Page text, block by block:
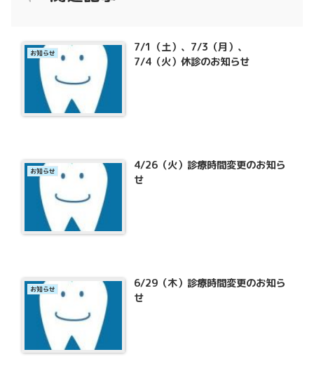
お知らせ
7/1（土）、7/3（月）、
7/4（火）休診のお知らせ
お知らせ
4/26（火）診療時間変更のお知ら
せ
お知らせ
6/29（木）診療時間変更のお知ら
せ